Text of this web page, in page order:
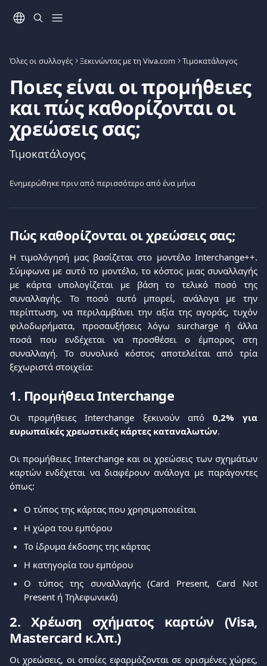
Όλες οι συλλογές Ξεκινώντας με τη Viva.com Τιμοκατάλογος
Ποιες είναι οι προμήθειες
και πώς καθορίζονται οι
χρεώσεις σας;
Τιμοκατάλογος
Ενημερώθηκε πριν από περισσότερο από ένα μήνα
Πώς καθορίζονται οι χρεώσεις σας;
Η τιμολόγησή μας βασίζεται στο μοντέλο Interchange++.
Σύμφωνα με αυτό το μοντέλο, το κόστος μιας συναλλαγής
με κάρτα υπολογίζεται με βάση το τελικό ποσό της
συναλλαγής. Το ποσό αυτό μπορεί, ανάλογα με την
περίπτωση, να περιλαμβάνει την αξία της αγοράς, τυχόν
φιλοδωρήματα, προσαυξήσεις λόγω surcharge ή άλλα
ποσά που ενδέχεται να προσθέσει ο έμπορος στη
συναλλαγή. Το συνολικό κόστος αποτελείται από τρία
ξεχωριστά στοιχεία:
1. Προμήθεια Interchange
Οι προμήθειες Interchange ξεκινούν από 0,2% για
ευρωπαϊκές χρεωστικές κάρτες καταναλωτών.
Οι προμήθειες Interchange και οι χρεώσεις των σχημάτων
καρτών ενδέχεται να διαφέρουν ανάλογα με παράγοντες
όπως:
Ο τύπος της κάρτας που χρησιμοποιείται
Η χώρα του εμπόρου
Το ίδρυμα έκδοσης της κάρτας
Η κατηγορία του εμπόρου
Ο τύπος της συναλλαγής (Card Present, Card Not
Present ή Τηλεφωνικά)
2. Χρέωση σχήματος καρτών (Visa,
Mastercard κ.λπ.)
Οι χρεώσεις, οι οποίες εφαρμόζονται σε ορισμένες χώρες,